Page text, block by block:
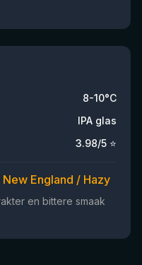
8-10°C
IPA glas
3.98/5 ⭐
England / Hazy
en bittere smaak